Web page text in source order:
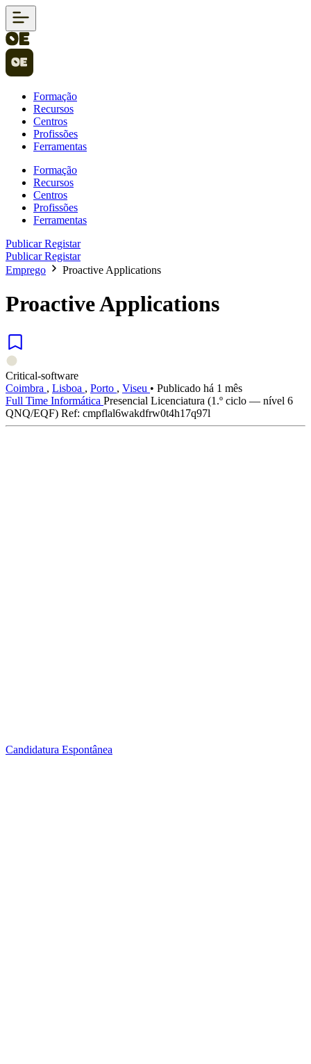
Formação
Recursos
Centros
Profissões
Ferramentas
Formação
Recursos
Centros
Profissões
Ferramentas
PublicarRegistar
PublicarRegistar
Emprego
Proactive Applications
Proactive Applications
Critical-software
Coimbra , Lisboa , Porto , Viseu • Publicado há 1 mês
Full Time Informática Presencial Licenciatura (1.º ciclo — nível 6
QNQ/EQF) Ref: cmpflal6wakdfrw0t4h17q97l
Candidatura Espontânea